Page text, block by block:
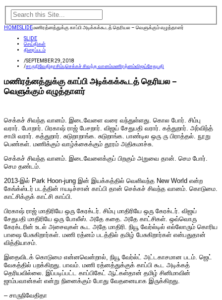
HOMESLIDEமணிரத்னத்துக்கு காப்பி அடிக்கக்கூடத் தெரியல – வெளுக்கும் எழுத்தாளர்
SLIDE
செய்திகள்
திரைப்படம்
/SEPTEMBER 29, 2018
/சாருநிவேதிதாசிம்புசெக்கச் சிவந்த வானம்மணிரத்னம்விஜய்சேதுபதி
மணிரத்னத்துக்கு காப்பி அடிக்கக்கூடத் தெரியல –
வெளுக்கும் எழுத்தாளர்
செக்கச் சிவந்த வானம். இடைவேளை வரை வந்துள்ளது. கொல போர். சிம்பு
வரார். போறார். பிரகாஷ் ராஜ் பேசறார். விஜய் சேதுபதி வரார். கத்துறார். அர்விந்த்
சாமி வரார். கத்துறார். சுடுறாறாங்க. சுடுறாங்க. பாண்டில ஒரு ரு பிராத்தல். நூறு
பெண்கள். மணிக்கும் வாழ்க்கைக்கும் தூரம் அதிகமாச்சு.
செக்கச் சிவந்த வானம். இடைவேளைக்குப் பிறகும் அறுவை தான். செம போர்.
செம தண்டம்.
2013-இல் Park Hoon-jung இன் இயக்கத்தில் வெளிவந்த New World என்ற
கேங்க்ஸ்டர் படத்தின் ஈயடிச்சான் காப்பி தான் செக்கச் சிவந்த வானம். கொடுமை.
காட்சிக்குக் காட்சி காப்பி.
பிரகாஷ் ராஜ் மாதிரியே ஒரு கேரக்டர். சிம்பு மாதிரியே ஒரு கேரக்டர். விஜய்
சேதுபதி மாதிரியே ஒரு போலீஸ். அதே கதை. அதே காட்சிகள். ஒவ்வொரு
கேரக்டரின் உடல் அசைவுகள் கூட அதே மாதிரி. நியூ வேர்ல்டில் எல்லோரும் கொரிய
பாஷை பேசுகிறார்கள். மணி ரத்னம் படத்தில் தமிழ் பேசுகிறார்கள் என்பதுதான்
வித்தியாசம்.
இதைவிடக் கொடுமை என்னவென்றால், நியூ வேர்ல்ட் அட்டகாசமான படம். ஜெட்
வேகத்தில் பறக்கிறது. பாவம். மணி ரத்னத்துக்குக் காப்பி கூட அடிக்கத்
தெரியவில்லை. இப்படிப்பட்ட காப்பிகேட் ஆட்கள்தான் தமிழ் சினிமாவின்
ஜாம்பவான்கள் என்று நினைக்கும் போது வேதனையாக இருக்கிறது.
– சாருநிவேதிதா